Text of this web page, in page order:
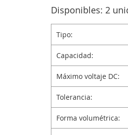
Disponibles: 2
Tipo:
Capacidad:
Máximo voltaje DC:
Tolerancia:
Forma volumétrica: